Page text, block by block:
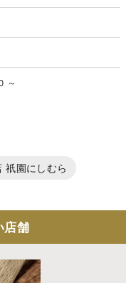
～
祇園にしむら
店舗